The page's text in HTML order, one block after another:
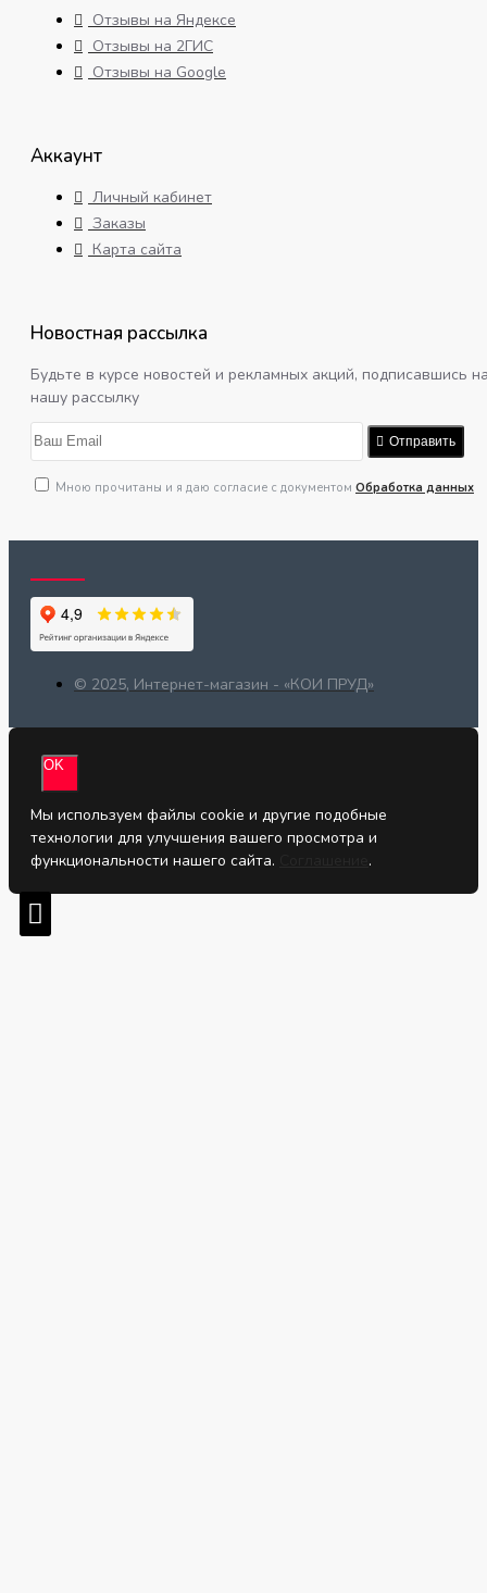
Отзывы на Яндексе
Отзывы на 2ГИС
Отзывы на Google
Аккаунт
Личный кабинет
Заказы
Карта сайта
Новостная рассылка
Будьте в курсе новостей и рекламных акций, подписавшись
нашу рассылку
Отправить
Мною прочитаны и я даю согласие с документом Обработка данных
© 2025, Интернет-магазин - «КОИ ПРУД»
OK
Мы используем файлы cookie и другие подобные
технологии для улучшения вашего просмотра и
функциональности нашего сайта.
.